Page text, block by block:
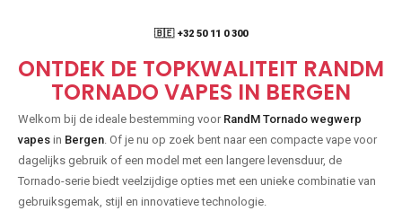
🇧🇪 +32 50 11 0 300
ONTDEK DE TOPKWALITEIT RANDM
TORNADO VAPES IN BERGEN
Welkom bij de ideale bestemming voor RandM Tornado wegwerp
vapes in Bergen . Of je nu op zoek bent naar een compacte vape voor
dagelijks gebruik of een model met een langere levensduur, de
Tornado-serie biedt veelzijdige opties met een unieke combinatie van
gebruiksgemak, stijl en innovatieve technologie.